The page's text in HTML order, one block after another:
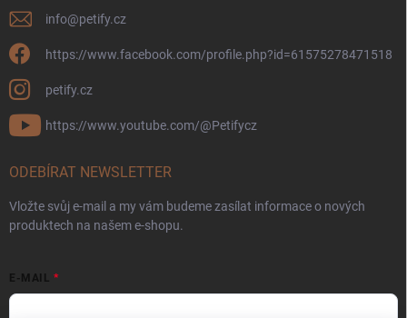
info@petify.cz
https://www.facebook.com/profile.php?id=61575278471518
petify.cz
https://www.youtube.com/@Petifycz
ODEBÍRAT NEWSLETTER
Vložte svůj e-mail a my vám budeme zasílat informace o nových
produktech na našem e-shopu.
E-MAIL